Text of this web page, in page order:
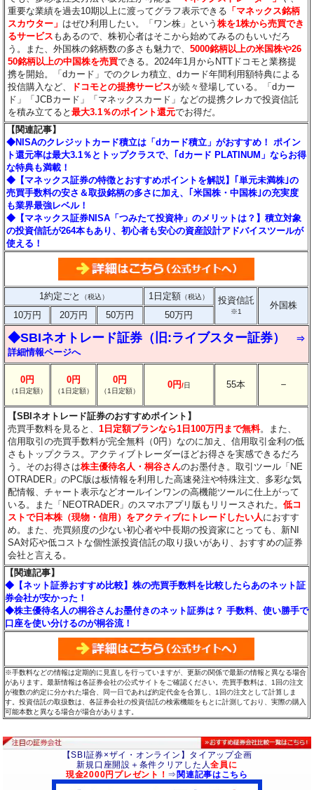
重要な業績を過去10期以上に渡ってグラフ表示できる 「マネックス銘柄
スカウター」 はぜひ利用したい。「ワン株」という株を1株から売買でき
るサービス もあるので、株初心者はそこから始めてみるのもいいだろ
う。また、外国株の銘柄数の多さも魅力で、5000銘柄以上の米国株や26
50銘柄以上の中国株を売買できる。2024年1月からNTTドコモと業務提
携を開始。「dカード」でのクレカ積立、dカード年間利用額特典による
投信購入など、
ドコモとの提携サービスが続々登場している。「dカー
ド」「JCBカード」「マネックスカード」などの提携クレカで投資信託
を積み立てると最大3.1％のポイント還元でお得だ。
【関連記事】
◆NISAのクレジットカード積立は「dカード積立」がおすすめ！ ポイン
ト還元率は最大3.1％とトップクラスで、｢dカード PLATINUM」ならお得
な特典も満載！
◆【マネックス証券の特徴とおすすめポイントを解説】｢単元未満株｣の
売買手数料の安さ＆取扱銘柄の多さに加え、｢米国株・中国株｣の充実度
も業界最強レベル！
◆【マネックス証券NISA「つみたて投資枠」のメリットは？】積立対象
の投資信託が264本もあり、初心者も安心の資産設計アドバイスツールが
使える！
1約定ごと （税込） 1日定額 （税込） 投資信託
※1
外国株
10万円
20万円 50万円 50万円
◆SBIネオトレード証券（旧:ライブスター証券）
⇒
詳細情報ページへ
0円
（1日定額）
0円
（1日定額）
0円
（1日定額）
0円/日 55本 －
【SBIネオトレード証券のおすすめポイント】
売買手数料を見ると、1日定額プランなら1日100万円まで無料。また、
信用取引の売買手数料が完全無料（0円）なのに加え、信用取引金利の低
さもトップクラス。アクティブトレーダーほどお得さを実感できるだろ
う。そのお得さは株主優待名人・桐谷さんのお墨付き。取引ツール「NE
OTRADER」のPC版は板情報を利用した高速発注や特殊注文、多彩な気
配情報、チャート表示などオールインワンの高機能ツールに仕上がって
いる。また「NEOTRADER」のスマホアプリ版もリリースされた。低コ
ストで日本株（現物・信用）をアクティブにトレードしたい人におすす
め。また、売買頻度の少ない初心者や中長期の投資家にとっても、新NI
SA対応や低コストな個性派投資信託の取り扱いがあり、おすすめの証券
会社と言える。
【関連記事】
◆【ネット証券おすすめ比較】株の売買手数料を比較したらあのネット証
券会社が安かった！
◆株主優待名人の桐谷さんお墨付きのネット証券は？ 手数料、使い勝手で
口座を使い分けるのが桐谷流！
※手数料などの情報は定期的に見直しを行っていますが、更新の関係で最新の情報と異なる場合
があります。最新情報は各証券会社の公式サイトをご確認ください。売買手数料は、1回の注文
が複数の約定に分かれた場合、同一日であれば約定代金を合算し、1回の注文として計算しま
す。投資信託の取扱数は、各証券会社の投資信託の検索機能をもとに計測しており、実際の購入
可能本数と異なる場合が場合があります。
【SBI証券×ザイ・オンライン】タイアップ企画
新規口座開設＋条件クリアした人全員に
現金2000円プレゼント！ ⇒ 関連記事はこちら